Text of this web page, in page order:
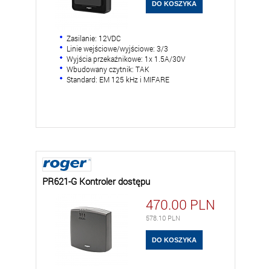
Zasilanie: 12VDC
Linie wejściowe/wyjściowe: 3/3
Wyjścia przekaźnikowe: 1x 1.5A/30V
Wbudowany czytnik: TAK
Standard: EM 125 kHz i MIFARE
PR621-G Kontroler dostępu
470.00 PLN
578.10 PLN